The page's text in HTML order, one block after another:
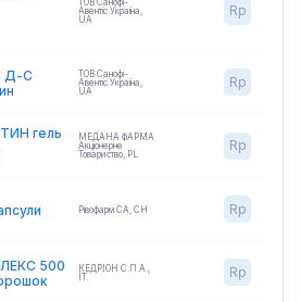
ТОВ Санофі-
Авентіс Україна,
UA
Rp
Д-С
ТОВ Санофі-
Авентіс Україна
UA
Rp
гель
МЕДАНА ФАРМА
Акціонерне
Товариство, PL
Rp
Рівофарм СА CH Rp
500
КЕДРІОН С.П.А.
IT
Rp